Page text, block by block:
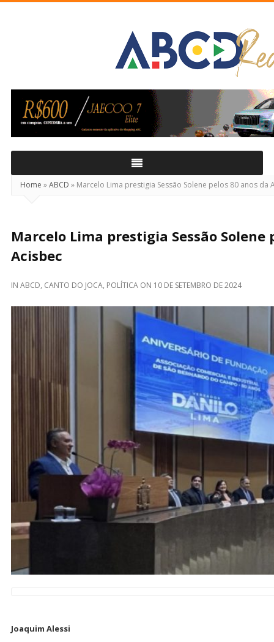
Real
Home »ABCD » Marcelo Lima prestigia Sessão Solene pelos 80 anos da
Marcelo Lima prestigia Sessão Solene
Acisbec
IN ABCD, CANTO DO JOCA, POLÍTICA ON 10 DE SETEMBRO DE 2024
Joaquim Alessi